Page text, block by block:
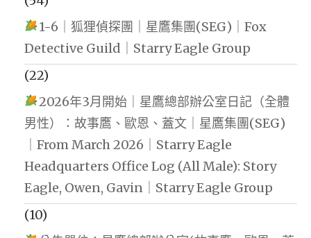
1-6｜狐狸偵探團｜星鷹集團(SEG)｜Fox
Detective Guild｜Starry Eagle Group
(22)
2026年3月開始｜星鷹總部辦公室日記（全體
男性）：故事鷹、歐恩、蓋文｜星鷹集團(SEG)
｜From March 2026｜Starry Eagle
Headquarters Office Log (All Male): Story
Eagle, Owen, Gavin｜Starry Eagle Group
(10)